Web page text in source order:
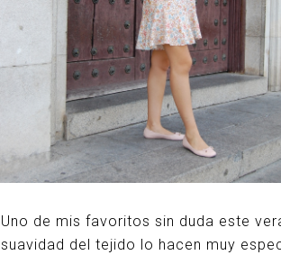
Uno de mis favoritos sin duda este
suavidad del tejido lo hacen muy